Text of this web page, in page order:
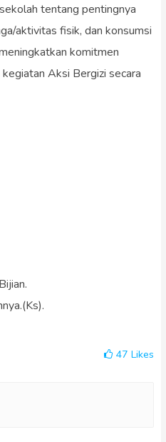
tentang pentingnya
aktivitas fisik, dan konsumsi
komitmen
Aksi Bergizi secara
47Likes